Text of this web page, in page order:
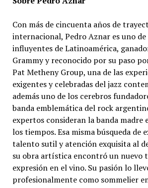
Con más de cincuenta años de
internacional, Pedro Aznar es uno de
influyentes de Latinoamérica,
Grammy y reconocido por su paso
Pat Metheny Group, una de las
exigentes y celebradas del jazz
además uno de los cerebros
banda emblemática del rock
expertos consideran la banda madre
los tiempos. Esa misma búsqueda de
talento sutil y atención exquisita al
su obra artística encontró un nuevo
expresión en el vino. Su pasión lo
profesionalmente como sommelier